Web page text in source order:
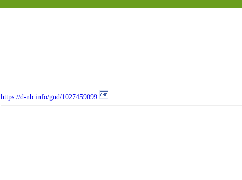
https://d-nb.info/gnd/1027459099